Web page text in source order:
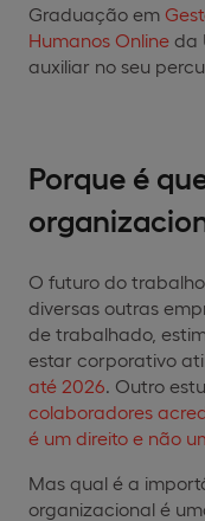
Graduação em
Humanos Online da
auxiliar no seu
Porque é
O futuro do
diversas outras
de trabalhado,
estar corporativo
até 2026 . Outro
colaboradores
é um direito e não
Mas qual é a
organizacional é